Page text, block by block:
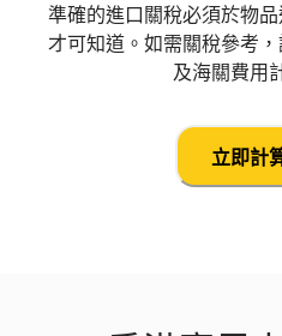
準確的進口關稅必須於物
才可知道。如需關稅參考
及海關費用
立即計